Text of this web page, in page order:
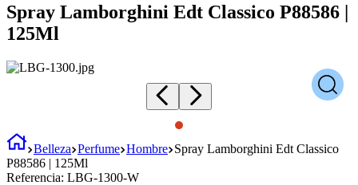
Spray Lamborghini Edt Classico P88586 |
125Ml
Belleza Perfume Hombre Spray Lamborghini Edt Classico
P88586 | 125Ml
Referencia: LBG-1300-W